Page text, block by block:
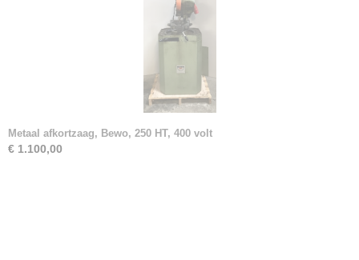
Metaal afkortzaag, Bewo, 250 HT, 400 volt
€ 1.100,00